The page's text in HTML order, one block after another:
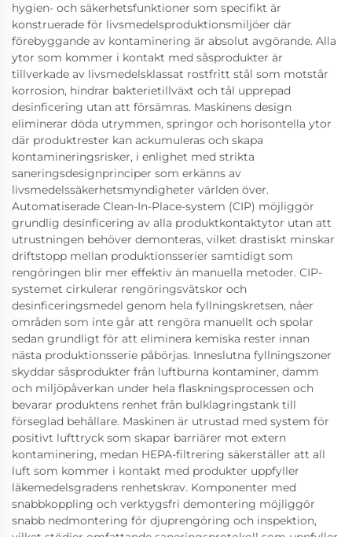
hygien- och säkerhetsfunktioner som specifikt är
konstruerade för livsmedelsproduktionsmiljöer där
förebyggande av kontaminering är absolut avgörande. Alla
ytor som kommer i kontakt med såsprodukter är
tillverkade av livsmedelsklassat rostfritt stål som motstår
korrosion, hindrar bakterietillväxt och tål upprepad
desinficering utan att försämras. Maskinens design
eliminerar döda utrymmen, springor och horisontella ytor
där produktrester kan ackumuleras och skapa
kontamineringsrisker, i enlighet med strikta
saneringsdesignprinciper som erkänns av
livsmedelssäkerhetsmyndigheter världen över.
Automatiserade Clean-In-Place-system (CIP) möjliggör
grundlig desinficering av alla produktkontaktytor utan att
utrustningen behöver demonteras, vilket drastiskt minskar
driftstopp mellan produktionsserier samtidigt som
rengöringen blir mer effektiv än manuella metoder. CIP-
systemet cirkulerar rengöringsvätskor och
desinficeringsmedel genom hela fyllningskretsen, nåer
områden som inte går att rengöra manuellt och spolar
sedan grundligt för att eliminera kemiska rester innan
nästa produktionsserie påbörjas. Inneslutna fyllningszoner
skyddar såsprodukter från luftburna kontaminer, damm
och miljöpåverkan under hela flaskningsprocessen och
bevarar produktens renhet från bulklagringstank till
förseglad behållare. Maskinen är utrustad med system för
positivt lufttryck som skapar barriärer mot extern
kontaminering, medan HEPA-filtrering säkerställer att all
luft som kommer i kontakt med produkter uppfyller
läkemedelsgradens renhetskrav. Komponenter med
snabbkoppling och verktygsfri demontering möjliggör
snabb nedmontering för djuprengöring och inspektion,